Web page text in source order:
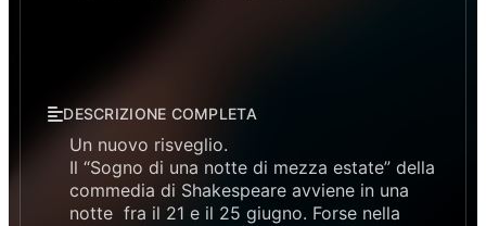
DESCRIZIONE COMPLETA
Un nuovo risveglio.
Il “Sogno di una notte di mezza estate” della
commedia di Shakespeare avviene in una
notte fra il 21 e il 25 giugno. Forse nella